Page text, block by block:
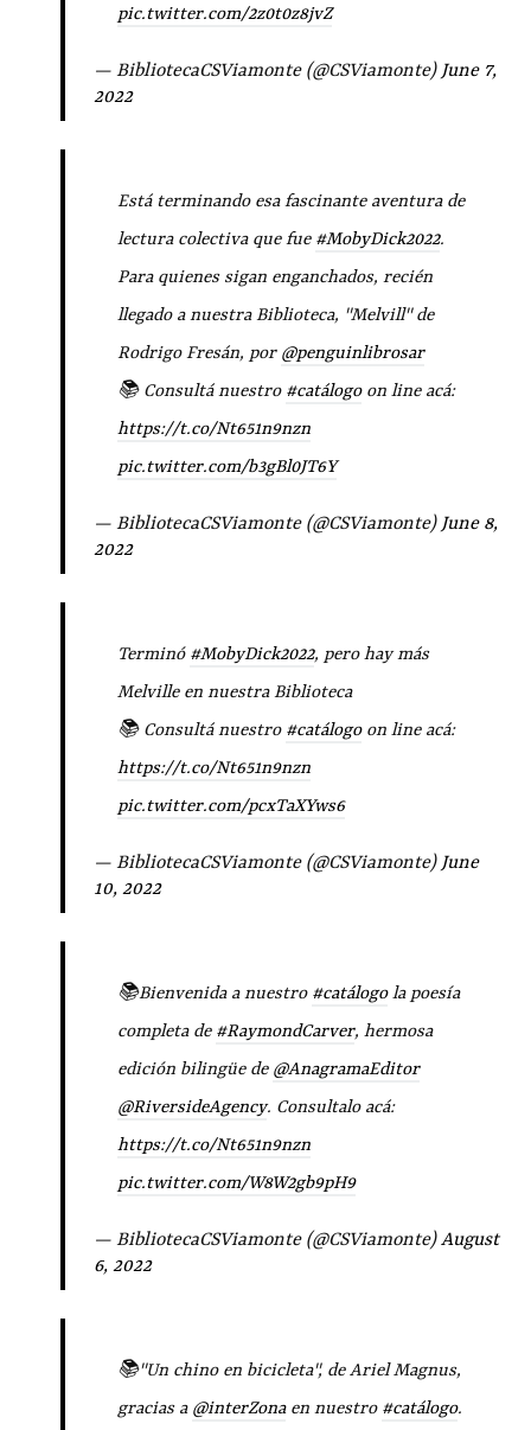
pic.twitter.com/2z0t0z8jvZ
— BibliotecaCSViamonte (@CSViamonte) June 7,
2022
Está terminando esa fascinante aventura de
lectura colectiva que fue #MobyDick2022.
Para quienes sigan enganchados, recién
llegado a nuestra Biblioteca, "Melvill" de
Rodrigo Fresán, por @penguinlibrosar
📚 Consultá nuestro #catálogoon line acá:
https://t.co/Nt651n9nzn
pic.twitter.com/b3gBl0JT6Y
— BibliotecaCSViamonte (@CSViamonte) June 8,
2022
Terminó #MobyDick2022, pero hay más
Melville en nuestra Biblioteca
📚 Consultá nuestro #catálogoon line acá:
https://t.co/Nt651n9nzn
pic.twitter.com/pcxTaXYws6
— BibliotecaCSViamonte (@CSViamonte) June
10, 2022
📚Bienvenida a nuestro #catálogola poesía
completa de #RaymondCarver, hermosa
edición bilingüe de @AnagramaEditor
@RiversideAgency. Consultalo acá:
https://t.co/Nt651n9nzn
pic.twitter.com/W8W2gb9pH9
— BibliotecaCSViamonte (@CSViamonte)August
6, 2022
📚"Un chino en bicicleta", de Ariel Magnus,
gracias a @interZonaen nuestro #catálogo.